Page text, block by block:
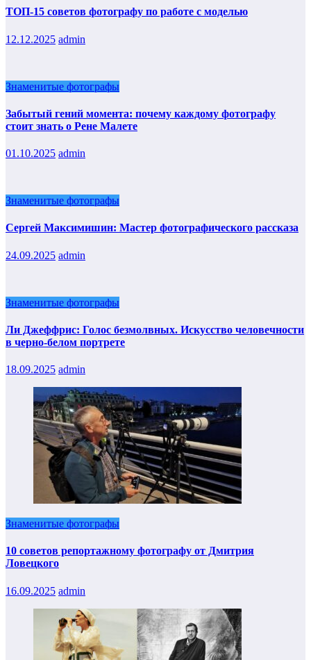
ТОП-15 советов фотографу по работе с моделью
12.12.2025 admin
Знаменитые фотографы
Забытый гений момента: почему каждому фотографу
стоит знать о Рене Малете
01.10.2025 admin
Знаменитые фотографы
Сергей Максимишин: Мастер фотографического рассказа
24.09.2025 admin
Знаменитые фотографы
Ли Джеффрис: Голос безмолвных. Искусство человечности
в черно-белом портрете
18.09.2025 admin
Знаменитые фотографы
10 советов репортажному фотографу от Дмитрия
Ловецкого
16.09.2025 admin